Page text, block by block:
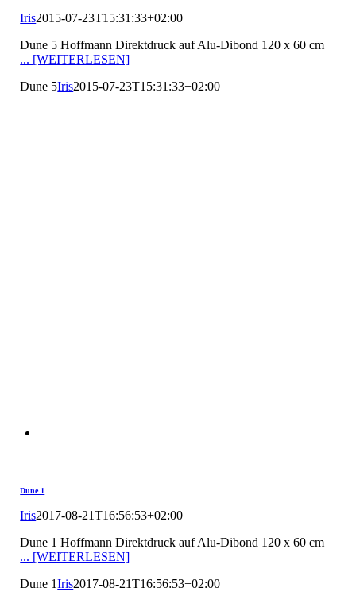
Iris2015-07-23T15:31:33+02:00
Dune 5 Hoffmann Direktdruck auf Alu-Dibond 120 x 60 cm
... [WEITERLESEN]
Dune 5Iris2015-07-23T15:31:33+02:00
Dune 1
Iris2017-08-21T16:56:53+02:00
Dune 1 Hoffmann Direktdruck auf Alu-Dibond 120 x 60 cm
... [WEITERLESEN]
Dune 1Iris2017-08-21T16:56:53+02:00